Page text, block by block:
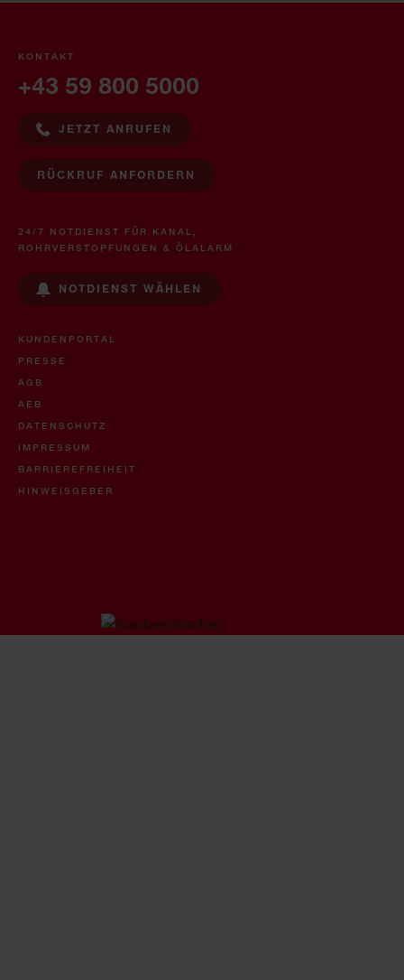
KONTAKT
+43 59 800 5000
JETZT ANRUFEN
RÜCKRUF ANFORDERN
24/7 NOTDIENST FÜR KANAL,
ROHRVERSTOPFUNGEN & ÖLALARM
NOTDIENST WÄHLEN
KUNDENPORTAL
PRESSE
AGB
AEB
DATENSCHUTZ
IMPRESSUM
BARRIEREFREIHEIT
HINWEISGEBER